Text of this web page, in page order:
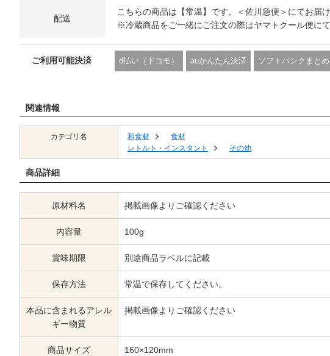
配送
こちらの商品は【常温】です。＜佐川急便＞にてお届け
※冷蔵商品をご一緒にご注文の際はヤマトクール便に
ご利用可能決済 d払い（ドコモ） auかんたん決済 ソフトバンクまと
関連情報
カテゴリ名 和食材
食材
レトルト・インスタント
その他
商品詳細
原材料名 掲載画像よりご確認ください
内容量 100g
賞味期限 別途商品ラベルに記載
保存方法 常温で保存してください。
本品に含まれるアレル
ギー物質
掲載画像よりご確認ください
商品サイズ 160×120mm